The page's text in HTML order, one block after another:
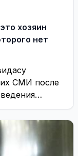
хозяин
СМИ после